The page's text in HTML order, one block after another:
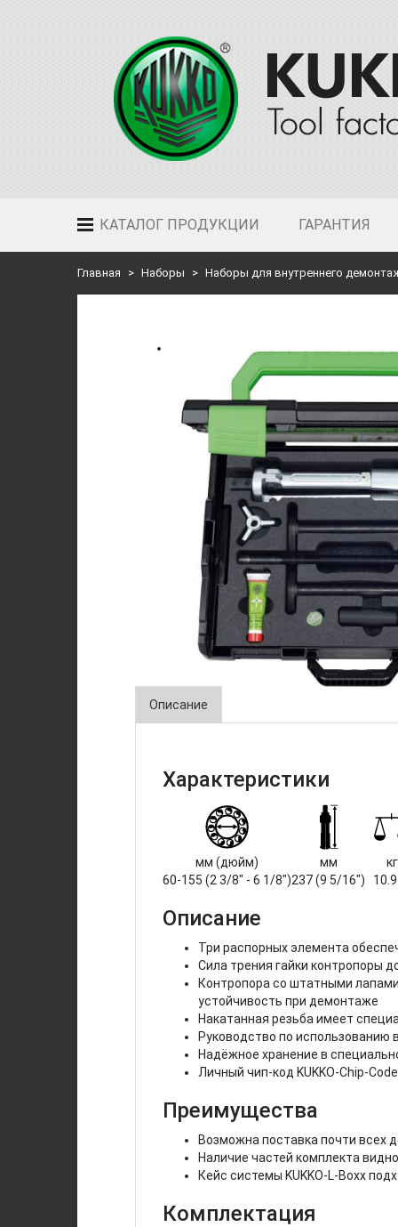
КАТАЛОГ ПРОДУКЦИИ ГАРАНТИЯ
Главная Наборы Наборы для внутреннего
Описание
Характеристики
мм (дюйм) мм
кг
60-155 (2 3/8" - 6 1/8")237 (9 5/16")
Описание
Три распорных элемента
Сила трения гайки контропоры
Контропора со штатными
устойчивость при демонтаже
Накатанная резьба имеет
Руководство по использованию
Надёжное хранение в
Личный чип-код KUKKO-Chip-Code
Преимущества
Возможна поставка почти всех
Наличие частей комплекта
Кейс системы KUKKO-L-Boxx
Комплектация